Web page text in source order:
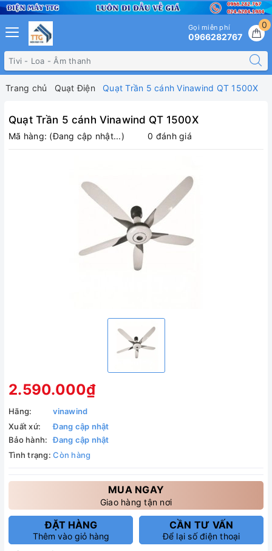
0
Gọi miễn phí
0966282767
Trang chủ Quạt Điện Quạt Trần 5 cánh Vinawind QT 1500X
Quạt Trần 5 cánh Vinawind QT 1500X
Mã hàng: (Đang cập nhật...) 0 đánh giá
2.590.000₫
Hãng:
vinawind
Xuất xứ:
Đang cập nhật
Bảo hành:
Đang cập nhật
Tình trạng: Còn hàng
MUA NGAY
Giao hàng tận nơi
ĐẶT HÀNG
Thêm vào giỏ hàng
CẦN TƯ VẤN
Để lại số điện thoại